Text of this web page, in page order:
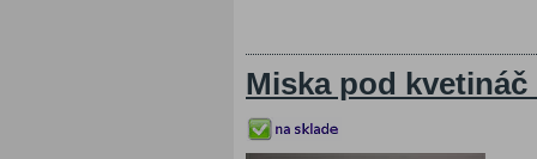
Miska pod kvetináč